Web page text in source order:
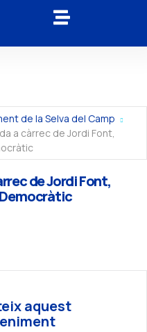
de la Selva del Camp
a càrrec de Jordi Font,
de Jordi Font,
aquest